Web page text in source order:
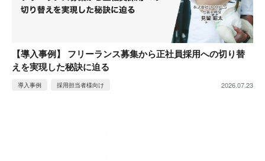
【導入事例】 フリーランス募集から正社員採用への切り替
えを実現した秘訣に迫る
導入事例 採用担当者様向け 2026.07.23